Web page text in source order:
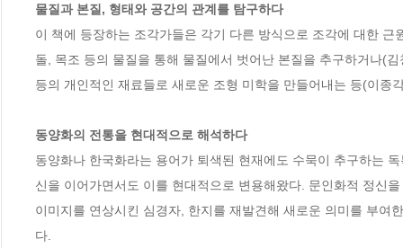
물질과 본질, 형태와 공간의 관계를 탐구하다
이 책에 등장하는 조각가들은 각기 다른 방식으로 조각에 대한
돌, 목조 등의 물질을 통해 물질에서 벗어난 본질을 추구하거나(
등의 개인적인 재료들로 새로운 조형 미학을 만들어내는 등(이종
동양화의 전통을 현대적으로 해석하다
동양화나 한국화라는 용어가 퇴색된 현재에도 수묵이 추구하는
신을 이어가면서도 이를 현대적으로 변용해왔다. 문인화적 정신
이미지를 연상시킨 심경자, 한지를 재발견해 새로운 의미를 부여
다.